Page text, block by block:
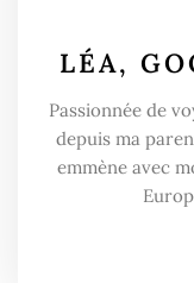
LÉA,
Passionnée de
depuis ma
emmène avec